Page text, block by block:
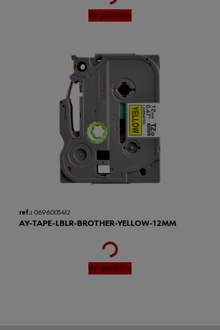
Loading...
Ver producto
ref.: 0696005412
AY-TAPE-LBLR-BROTHER-YELLOW-12MM
Loading...
Ver producto